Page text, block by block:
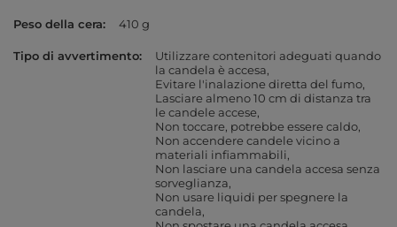
Peso della cera 410 g
Tipo di avvertimento
Utilizzare contenitori adeguati quando
la candela è accesa
Evitare l'inalazione diretta del fumo
Lasciare almeno 10 cm di distanza tra
le candele accese
Non toccare, potrebbe essere caldo
Non accendere candele vicino a
materiali infiammabili
Non lasciare una candela accesa senza
sorveglianza
Non usare liquidi per spegnere la
candela